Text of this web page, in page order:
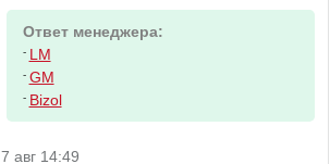
Ответ менеджера:
- LM
- GM
- Bizol
7 авг 14:49